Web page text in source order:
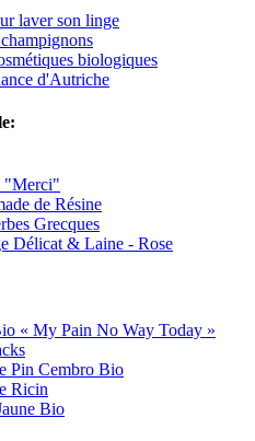
laver son linge
biologiques
d'Autriche
"Merci"
de Résine
Grecques
Délicat & Laine - Rose
« My Pain No Way Today »
Pin Cembro Bio
Ricin
Bio